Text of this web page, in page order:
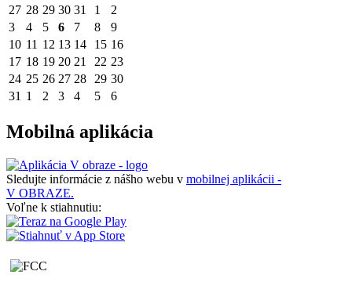
27 28 29 30 31 1
2
3
4 5 6 7 8
9
10 11 12 13 14 15 16
17 18 19 20 21 22 23
24 25 26 27 28 29 30
31 1 2 3 4 5 6
Mobilná aplikácia
Sledujte informácie z nášho webu v mobilnej aplikácii -
V OBRAZE.
Voľne k stiahnutiu: